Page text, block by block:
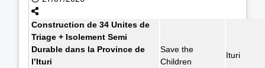
Construction de 34 Unites de
Triage + Isolement Semi
Durable dans la Province de
l’Ituri
Save the
Children
Ituri